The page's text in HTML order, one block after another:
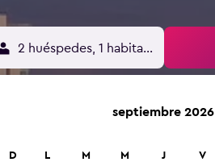
2 huéspedes, 1 habitación
D
septiembre 2026
L M M J V